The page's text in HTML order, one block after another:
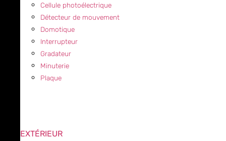
Cellule photoélectrique
Détecteur de mouvement
Domotique
Interrupteur
Gradateur
Minuterie
Plaque
EXTÉRIEUR